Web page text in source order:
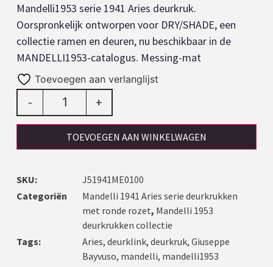
Mandelli1953 serie 1941 Aries deurkruk.
Oorspronkelijk ontworpen voor DRY/SHADE, een
collectie ramen en deuren, nu beschikbaar in de
MANDELLI1953-catalogus. Messing-mat
Toevoegen aan verlanglijst
- +
TOEVOEGEN AAN WINKELWAGEN
SKU:
J51941ME0100
Categoriën
Mandelli 1941 Aries serie deurkrukken
met ronde rozet, Mandelli 1953
deurkrukken collectie
Tags:
Aries, deurklink, deurkruk, Giuseppe
Bayvuso, mandelli, mandelli1953